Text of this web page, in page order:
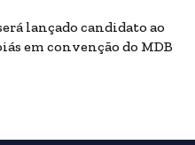
lançado candidato ao
em convenção do MDB